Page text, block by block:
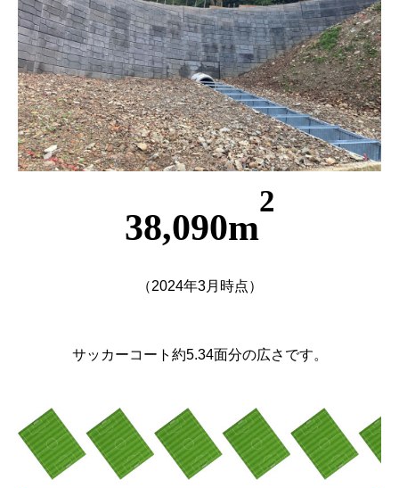
38,090m
2
（2024年3月時点）
サッカーコート約5.34面分の広さです。